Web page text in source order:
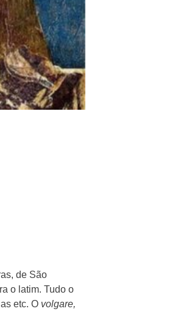
de São
o latim. Tudo o
etc. O volgare,